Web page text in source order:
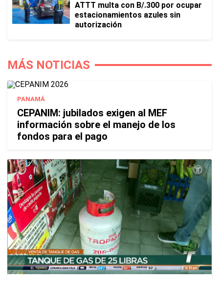
ATTT multa con B/.300 por ocupar
estacionamientos azules sin
autorización
MÁS NOTICIAS
PANAMÁ
CEPANIM: jubilados exigen al MEF
información sobre el manejo de los
fondos para el pago